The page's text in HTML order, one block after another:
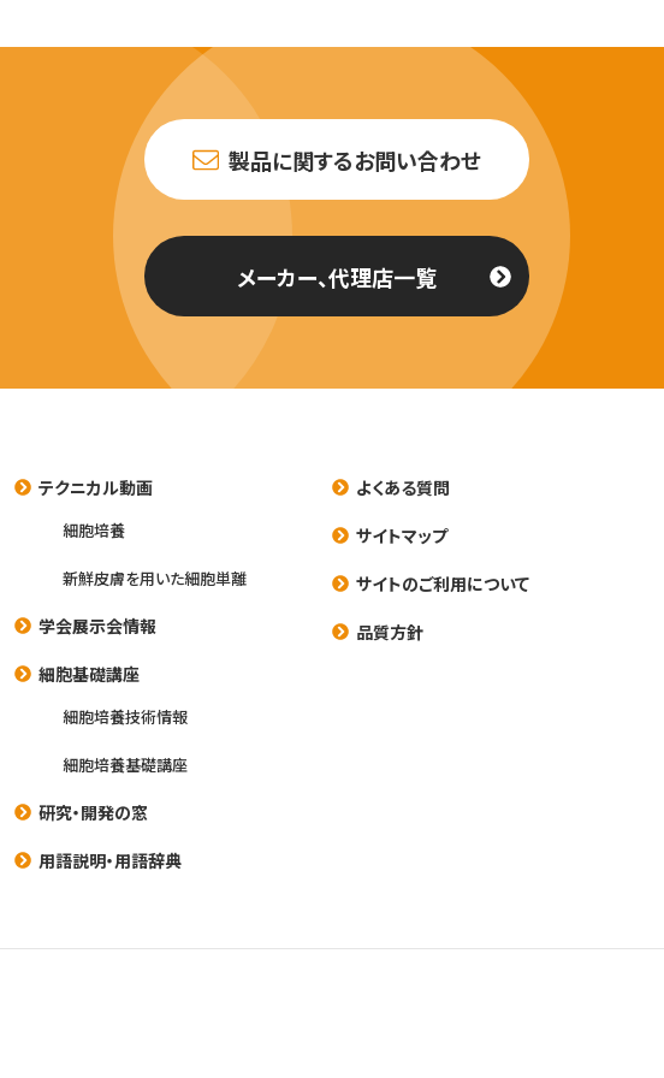
製品に関するお問い合わせ
メーカー、代理店一覧
テクニカル動画
細胞培養
新鮮皮膚を用いた細胞単離
学会展示会情報
細胞基礎講座
細胞培養技術情報
細胞培養基礎講座
研究・開発の窓
用語説明・用語辞典
よくある質問
サイトマップ
サイトのご利用について
品質方針